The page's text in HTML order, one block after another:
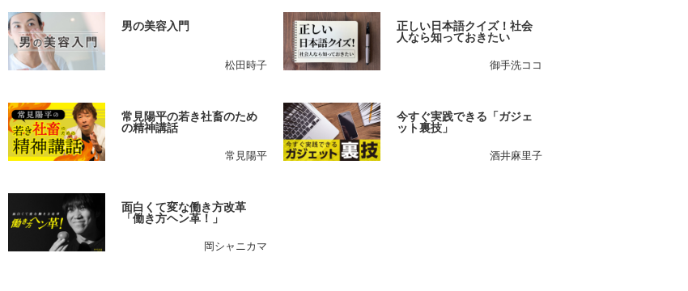
男の美容入門
松田時子
正しい日本語クイズ！社会
人なら知っておきたい
御手洗ココ
常見陽平の若き社畜のため
の精神講話
常見陽平
今すぐ実践できる「ガジェ
ット裏技」
酒井麻里子
面白くて変な働き方改革
「働き方ヘン革！」
岡シャニカマ